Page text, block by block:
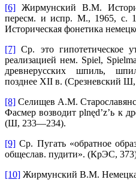
[6] Жирмунский В.М.
пересм. и испр. М., 1965, с.
Историческая фонетика
[7] Ср. это гипотетическое
реализацией нем. Spiel,
древнерусских шпиль,
позднее XII в. (Срезневский Ш,
[8] Селищев А.М.
Фасмер возводит plnęd’z’ь к
(Ш, 233—234).
[9] Ср. Пугать «обратное
общеслав. пудити». (КрЭС,
[10] Жирмунский В.М.